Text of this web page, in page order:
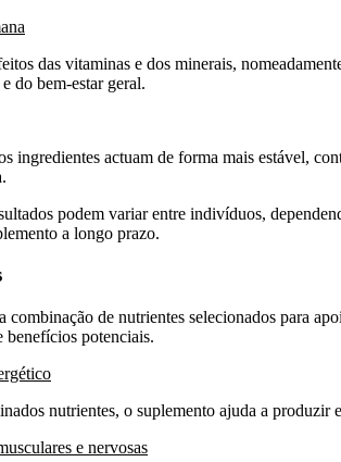
das vitaminas e dos minerais,
do bem-estar geral.
ingredientes actuam de forma mais estável,
podem variar entre indivíduos,
a longo prazo.
combinação de nutrientes selecionados para
benefícios potenciais.
nutrientes, o suplemento ajuda a
e nervosas